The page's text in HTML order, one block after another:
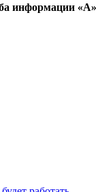
информации «А»